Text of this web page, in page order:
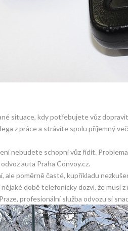
situace, kdy potřebujete vůz
z práce a strávíte spolu příjemný
nebudete schopni vůz řídit.
auta Praha Convoy.cz.
poměrně časté, kupříkladu
době telefonicky dozví, že musí
profesionální služba odvozu si